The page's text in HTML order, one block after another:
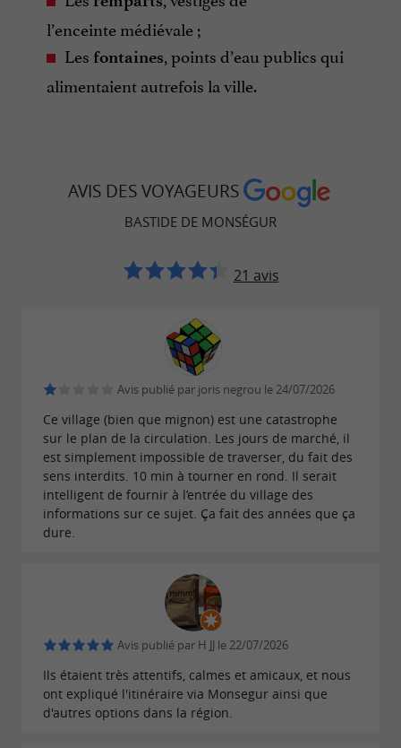
l’enceinte médiévale ;
Les fontaines , points d’eau publics qui
alimentaient autrefois la ville.
AVIS DES VOYAGEURS
BASTIDE DE MONSÉGUR
21 avis
Avis publié par joris negrou le 24/07/2026
Ce village (bien que mignon) est une catastrophe
sur le plan de la circulation. Les jours de marché, il
est simplement impossible de traverser, du fait des
sens interdits. 10 min à tourner en rond. Il serait
intelligent de fournir à l’entrée du village des
informations sur ce sujet. Ça fait des années que ça
dure.
Avis publié par H JJ le 22/07/2026
Ils étaient très attentifs, calmes et amicaux, et nous
ont expliqué l'itinéraire via Monsegur ainsi que
d'autres options dans la région.